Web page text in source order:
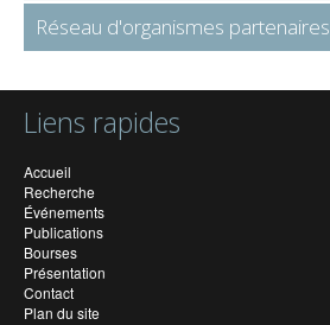
Réseau d'organismes partenaires
Liens rapides
Accueil
Recherche
Événements
Publications
Bourses
Présentation
Contact
Plan du site